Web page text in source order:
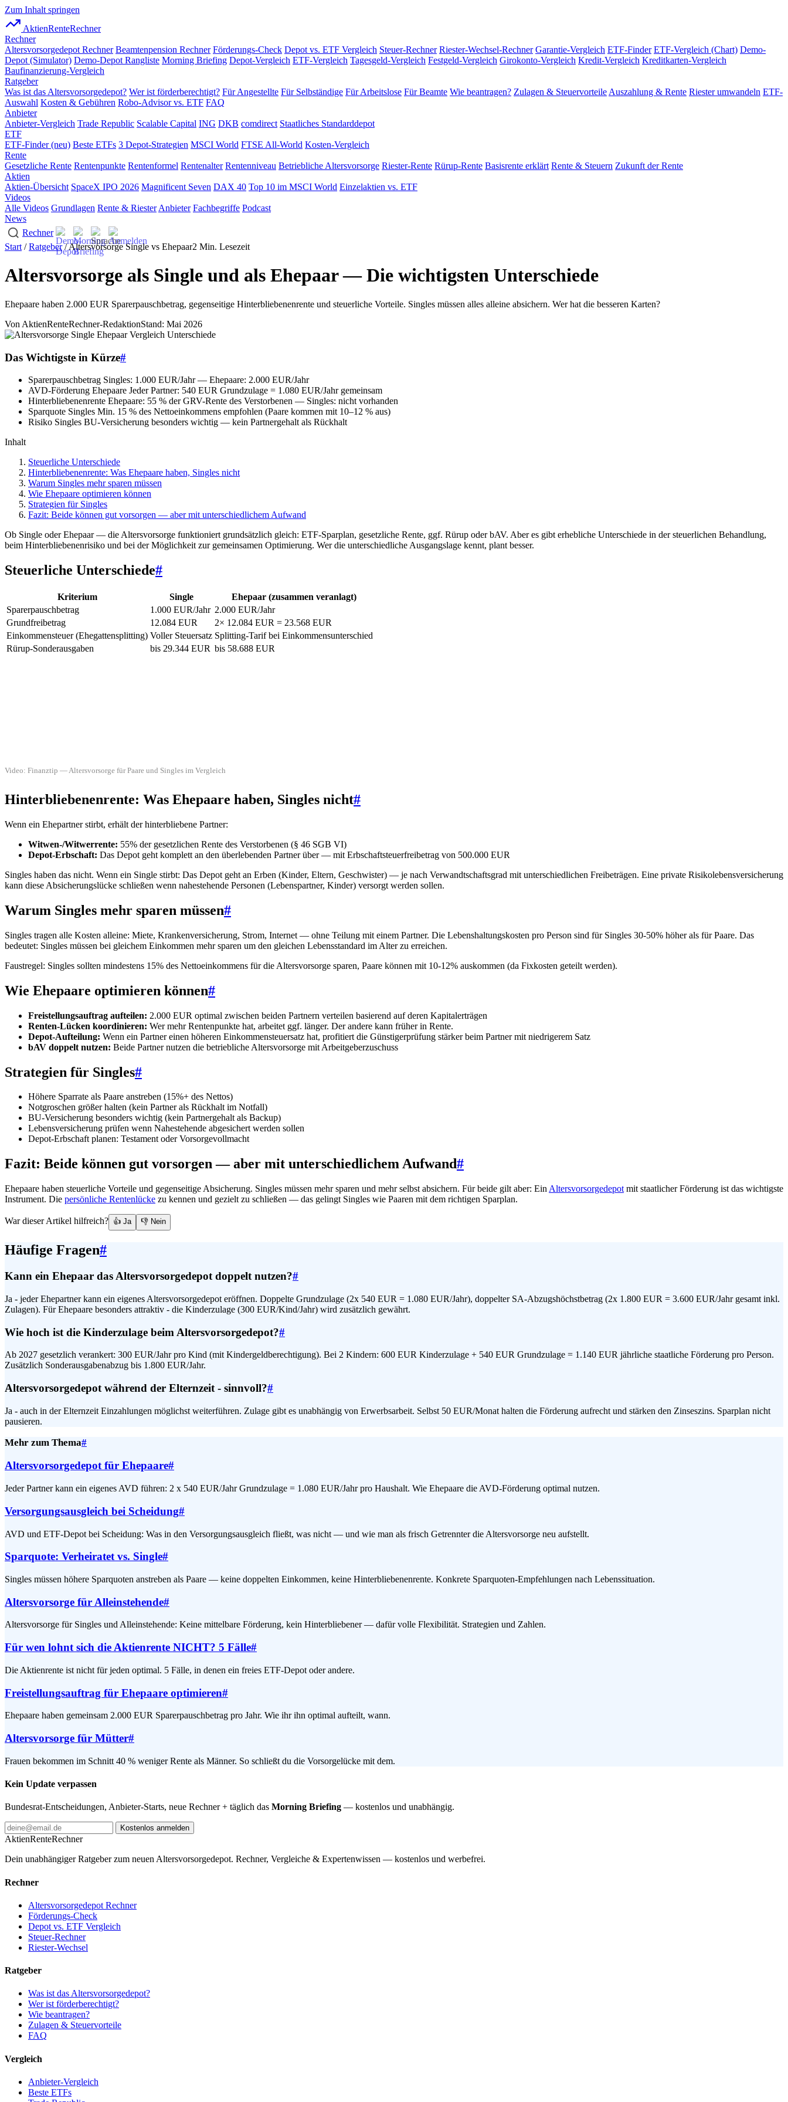
Zum Inhalt springen
AktienRenteRechner
Rechner
Altersvorsorgedepot Rechner Beamtenpension Rechner Förderungs-Check Depot vs. ETF Vergleich Steuer-Rechner Riester-Wechsel-Rechner Garantie-Vergleich ETF-Finder ETF-Vergleich (Chart) Demo-
Depot (Simulator) Demo-Depot Rangliste Morning Briefing Depot-Vergleich ETF-Vergleich Tagesgeld-Vergleich Festgeld-Vergleich Girokonto-Vergleich Kredit-Vergleich Kreditkarten-Vergleich
Baufinanzierung-Vergleich
Ratgeber
Was ist das Altersvorsorgedepot? Wer ist förderberechtigt? Für Angestellte Für Selbständige Für Arbeitslose Für Beamte Wie beantragen? Zulagen & Steuervorteile Auszahlung & Rente Riester umwandeln ETF-
Auswahl Kosten & Gebühren Robo-Advisor vs. ETF FAQ
Anbieter
Anbieter-Vergleich Trade Republic Scalable Capital ING DKB comdirect Staatliches Standarddepot
ETF
ETF-Finder (neu) Beste ETFs 3 Depot-Strategien MSCI World FTSE All-World Kosten-Vergleich
Rente
Gesetzliche Rente Rentenpunkte Rentenformel Rentenalter Rentenniveau Betriebliche Altersvorsorge Riester-Rente Rürup-Rente Basisrente erklärt Rente & Steuern Zukunft der Rente
Aktien
Aktien-Übersicht SpaceX IPO 2026 Magnificent Seven DAX 40 Top 10 im MSCI World Einzelaktien vs. ETF
Videos
Alle Videos Grundlagen Rente & Riester Anbieter Fachbegriffe Podcast
News
Rechner
Start /Ratgeber/ Altersvorsorge Single vs Ehepaar2 Min. Lesezeit
Altersvorsorge als Single und als Ehepaar — Die wichtigsten Unterschiede
Ehepaare haben 2.000 EUR Sparerpauschbetrag, gegenseitige Hinterbliebenenrente und steuerliche Vorteile. Singles müssen alles alleine absichern. Wer hat die besseren Karten?
Von AktienRenteRechner-RedaktionStand: Mai 2026
Das Wichtigste in Kürze#
Sparerpauschbetrag Singles: 1.000 EUR/Jahr — Ehepaare: 2.000 EUR/Jahr
AVD-Förderung Ehepaare Jeder Partner: 540 EUR Grundzulage = 1.080 EUR/Jahr gemeinsam
Hinterbliebenenrente Ehepaare: 55 % der GRV-Rente des Verstorbenen — Singles: nicht vorhanden
Sparquote Singles Min. 15 % des Nettoeinkommens empfohlen (Paare kommen mit 10–12 % aus)
Risiko Singles BU-Versicherung besonders wichtig — kein Partnergehalt als Rückhalt
Inhalt
Steuerliche Unterschiede
Hinterbliebenenrente: Was Ehepaare haben, Singles nicht
Warum Singles mehr sparen müssen
Wie Ehepaare optimieren können
Strategien für Singles
Fazit: Beide können gut vorsorgen — aber mit unterschiedlichem Aufwand
Ob Single oder Ehepaar — die Altersvorsorge funktioniert grundsätzlich gleich: ETF-Sparplan, gesetzliche Rente, ggf. Rürup oder bAV. Aber es gibt erhebliche Unterschiede in der steuerlichen Behandlung,
beim Hinterbliebenenrisiko und bei der Möglichkeit zur gemeinsamen Optimierung. Wer die unterschiedliche Ausgangslage kennt, plant besser.
Steuerliche Unterschiede#
Kriterium Single
Ehepaar (zusammen veranlagt)
Sparerpauschbetrag
1.000 EUR/Jahr 2.000 EUR/Jahr
Grundfreibetrag
12.084 EUR
2× 12.084 EUR = 23.568 EUR
Einkommensteuer (Ehegattensplitting) Voller Steuersatz Splitting-Tarif bei Einkommensunterschied
Rürup-Sonderausgaben
bis 29.344 EUR bis 58.688 EUR
Video: Finanztip — Altersvorsorge für Paare und Singles im Vergleich
Hinterbliebenenrente: Was Ehepaare haben, Singles nicht#
Wenn ein Ehepartner stirbt, erhält der hinterbliebene Partner:
Witwen-/Witwerrente: 55% der gesetzlichen Rente des Verstorbenen (§ 46 SGB VI)
Depot-Erbschaft: Das Depot geht komplett an den überlebenden Partner über — mit Erbschaftsteuerfreibetrag von 500.000 EUR
Singles haben das nicht. Wenn ein Single stirbt: Das Depot geht an Erben (Kinder, Eltern, Geschwister) — je nach Verwandtschaftsgrad mit unterschiedlichen Freibeträgen. Eine private Risikolebensversicherung
kann diese Absicherungslücke schließen wenn nahestehende Personen (Lebenspartner, Kinder) versorgt werden sollen.
Warum Singles mehr sparen müssen#
Singles tragen alle Kosten alleine: Miete, Krankenversicherung, Strom, Internet — ohne Teilung mit einem Partner. Die Lebenshaltungskosten pro Person sind für Singles 30-50% höher als für Paare. Das
bedeutet: Singles müssen bei gleichem Einkommen mehr sparen um den gleichen Lebensstandard im Alter zu erreichen.
Faustregel: Singles sollten mindestens 15% des Nettoeinkommens für die Altersvorsorge sparen, Paare können mit 10-12% auskommen (da Fixkosten geteilt werden).
Wie Ehepaare optimieren können#
Freistellungsauftrag aufteilen: 2.000 EUR optimal zwischen beiden Partnern verteilen basierend auf deren Kapitalerträgen
Renten-Lücken koordinieren: Wer mehr Rentenpunkte hat, arbeitet ggf. länger. Der andere kann früher in Rente.
Depot-Aufteilung: Wenn ein Partner einen höheren Einkommensteuersatz hat, profitiert die Günstigerprüfung stärker beim Partner mit niedrigerem Satz
bAV doppelt nutzen: Beide Partner nutzen die betriebliche Altersvorsorge mit Arbeitgeberzuschuss
Strategien für Singles#
Höhere Sparrate als Paare anstreben (15%+ des Nettos)
Notgroschen größer halten (kein Partner als Rückhalt im Notfall)
BU-Versicherung besonders wichtig (kein Partnergehalt als Backup)
Lebensversicherung prüfen wenn Nahestehende abgesichert werden sollen
Depot-Erbschaft planen: Testament oder Vorsorgevollmacht
Fazit: Beide können gut vorsorgen — aber mit unterschiedlichem Aufwand#
Ehepaare haben steuerliche Vorteile und gegenseitige Absicherung. Singles müssen mehr sparen und mehr selbst absichern. Für beide gilt aber: Ein Altersvorsorgedepot mit staatlicher Förderung ist das wichtigste
Instrument. Die persönliche Rentenlücke zu kennen und gezielt zu schließen — das gelingt Singles wie Paaren mit dem richtigen Sparplan.
War dieser Artikel hilfreich? 👍 Ja 👎 Nein
Häufige Fragen#
Kann ein Ehepaar das Altersvorsorgedepot doppelt nutzen?#
Ja - jeder Ehepartner kann ein eigenes Altersvorsorgedepot eröffnen. Doppelte Grundzulage (2x 540 EUR = 1.080 EUR/Jahr), doppelter SA-Abzugshöchstbetrag (2x 1.800 EUR = 3.600 EUR/Jahr gesamt inkl.
Zulagen). Für Ehepaare besonders attraktiv - die Kinderzulage (300 EUR/Kind/Jahr) wird zusätzlich gewährt.
Wie hoch ist die Kinderzulage beim Altersvorsorgedepot?#
Ab 2027 gesetzlich verankert: 300 EUR/Jahr pro Kind (mit Kindergeldberechtigung). Bei 2 Kindern: 600 EUR Kinderzulage + 540 EUR Grundzulage = 1.140 EUR jährliche staatliche Förderung pro Person.
Zusätzlich Sonderausgabenabzug bis 1.800 EUR/Jahr.
Altersvorsorgedepot während der Elternzeit - sinnvoll?#
Ja - auch in der Elternzeit Einzahlungen möglichst weiterführen. Zulage gibt es unabhängig von Erwerbsarbeit. Selbst 50 EUR/Monat halten die Förderung aufrecht und stärken den Zinseszins. Sparplan nicht
pausieren.
Mehr zum Thema#
Altersvorsorgedepot für Ehepaare#
Jeder Partner kann ein eigenes AVD führen: 2 x 540 EUR/Jahr Grundzulage = 1.080 EUR/Jahr pro Haushalt. Wie Ehepaare die AVD-Förderung optimal nutzen.
Versorgungsausgleich bei Scheidung#
AVD und ETF-Depot bei Scheidung: Was in den Versorgungsausgleich fließt, was nicht — und wie man als frisch Getrennter die Altersvorsorge neu aufstellt.
Sparquote: Verheiratet vs. Single#
Singles müssen höhere Sparquoten anstreben als Paare — keine doppelten Einkommen, keine Hinterbliebenenrente. Konkrete Sparquoten-Empfehlungen nach Lebenssituation.
Altersvorsorge für Alleinstehende#
Altersvorsorge für Singles und Alleinstehende: Keine mittelbare Förderung, kein Hinterbliebener — dafür volle Flexibilität. Strategien und Zahlen.
Für wen lohnt sich die Aktienrente NICHT? 5 Fälle#
Die Aktienrente ist nicht für jeden optimal. 5 Fälle, in denen ein freies ETF-Depot oder andere.
Freistellungsauftrag für Ehepaare optimieren#
Ehepaare haben gemeinsam 2.000 EUR Sparerpauschbetrag pro Jahr. Wie ihr ihn optimal aufteilt, wann.
Altersvorsorge für Mütter#
Frauen bekommen im Schnitt 40 % weniger Rente als Männer. So schließt du die Vorsorgelücke mit dem.
Kein Update verpassen
Bundesrat-Entscheidungen, Anbieter-Starts, neue Rechner + täglich das Morning Briefing — kostenlos und unabhängig.
Kostenlos anmelden
AktienRenteRechner
Dein unabhängiger Ratgeber zum neuen Altersvorsorgedepot. Rechner, Vergleiche & Expertenwissen — kostenlos und werbefrei.
Rechner
Altersvorsorgedepot Rechner
Förderungs-Check
Depot vs. ETF Vergleich
Steuer-Rechner
Riester-Wechsel
Ratgeber
Was ist das Altersvorsorgedepot?
Wer ist förderberechtigt?
Wie beantragen?
Zulagen & Steuervorteile
FAQ
Vergleich
Anbieter-Vergleich
Beste ETFs